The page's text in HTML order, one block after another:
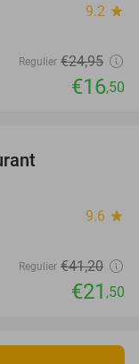
9.2 star
Regulier €24,95
€16,50
9.6 star
Regulier €41,20
€21 ,50